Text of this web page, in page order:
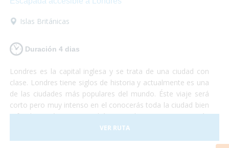
Islas Británicas
Duración 4 dias
Londres es la capital inglesa y se trata de una ciudad con
clase. Londres tiene siglos de historia y actualmente es una
de las ciudades más populares del mundo. Éste viaje será
corto pero muy intenso en el conocerás toda la ciudad bien
a fondo. En éste viaje podrás visitar los monumentos más
emblemáticos como el Big Ben o la Torre de Londres y
adentrarte en la cultura local conociendo los barrios de
VER RUTA